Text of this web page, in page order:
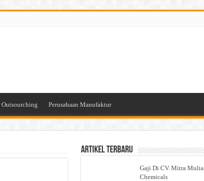
Outsourching Perusahaan Manufaktur
Artikel Terbaru
Gaji Di CV. Mitra Mulia
Chemicals